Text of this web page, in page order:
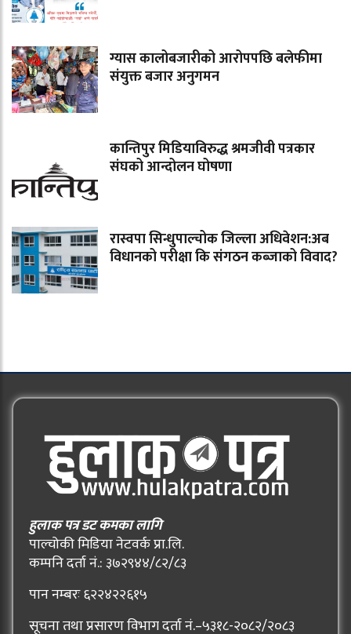
ग्यास कालोबजारीको आरोपपछि बलेफीमा
संयुक्त बजार अनुगमन
कान्तिपुर मिडियाविरुद्ध श्रमजीवी पत्रकार
संघको आन्दोलन घोषणा
रास्वपा सिन्धुपाल्चोक जिल्ला अधिवेशन:अब
विधानको परीक्षा कि संगठन कब्जाको विवाद?
हुलाक पत्र डट कमका लागि
पाल्चोकी मिडिया नेटवर्क प्रा.लि.
कम्पनि दर्ता नं.: ३७२९४४/८२/८३
पान नम्बरः ६२२४२२६१५
सूचना तथा प्रसारण विभाग दर्ता नं.–५३१८-२०८२/२०८३